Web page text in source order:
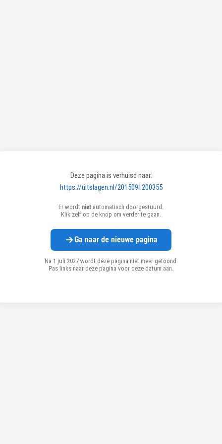
Deze pagina is verhuisd naar:
https://uitslagen.nl/2015091200355
Er wordt niet automatisch doorgestuurd.
Klik zelf op de knop om verder te gaan.
Ga naar de nieuwe pagina
Na 1 juli 2027 wordt deze pagina niet meer getoond.
Pas links naar deze pagina voor deze datum aan.